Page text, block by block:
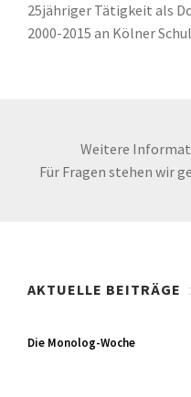
25jähriger Tätigkeit als
2000-2015 an Kölner
Weitere
Für Fragen stehen wir
AKTUELLE BEITRÄGE
Die Monolog-Woche